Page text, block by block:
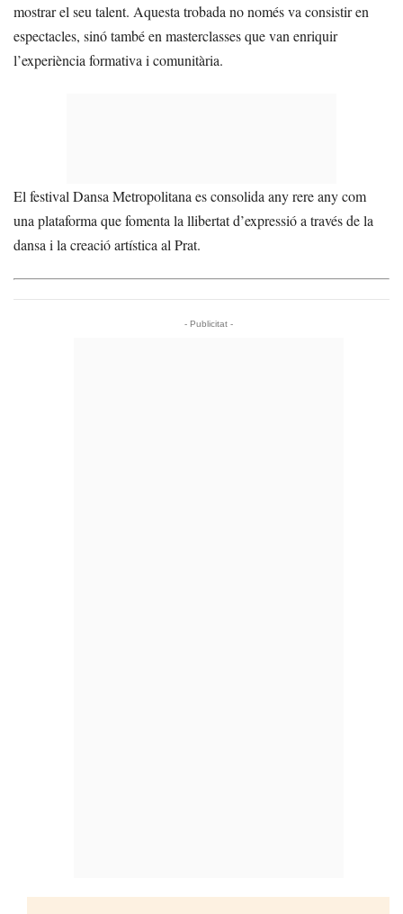
mostrar el seu talent. Aquesta trobada no només va consistir en
espectacles, sinó també en masterclasses que van enriquir
l’experiència formativa i comunitària.
El festival Dansa Metropolitana es consolida any rere any com
una plataforma que fomenta la llibertat d’expressió a través de la
dansa i la creació artística al Prat.
- Publicitat -